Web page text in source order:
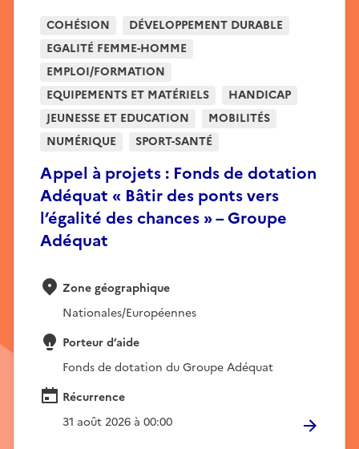
Appel à projets : Fonds de dotation
Adéquat « Bâtir des ponts vers
l’égalité des chances » – Groupe
Adéquat
COHÉSION
DÉVELOPPEMENT DURABLE
EGALITÉ FEMME-HOMME
EMPLOI/FORMATION
EQUIPEMENTS ET MATÉRIELS
HANDICAP
JEUNESSE ET EDUCATION
MOBILITÉS
NUMÉRIQUE
SPORT-SANTÉ
Zone géographique
Nationales/Européennes
Porteur d’aide
Fonds de dotation du Groupe Adéquat
Récurrence
31 août 2026 à 00:00